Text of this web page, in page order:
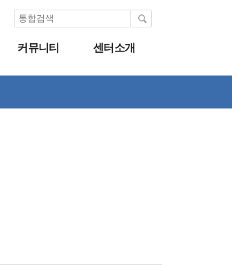
커뮤니티 센터소개